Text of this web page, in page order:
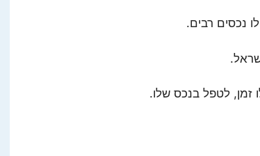
נכסים רבים.
זמן, לטפל בנכס שלו.